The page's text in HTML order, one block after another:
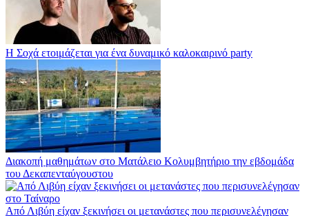
Η Σοχά ετοιμάζεται για ένα δυναμικό καλοκαιρινό party
Διακοπή μαθημάτων στο Ματάλειο Κολυμβητήριο την εβδομάδα
του Δεκαπενταύγουστου
Από Λιβύη είχαν ξεκινήσει οι μετανάστες που περισυνελέγησαν